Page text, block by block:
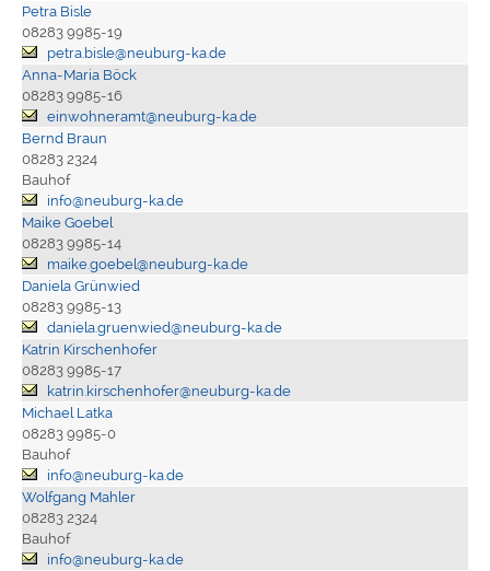
Petra Bisle
08283 9985-19
petra.bisle@neuburg-ka.de
Anna-Maria Böck
08283 9985-16
einwohneramt@neuburg-ka.de
Bernd Braun
08283 2324
Bauhof
info@neuburg-ka.de
Maike Goebel
08283 9985-14
maike.goebel@neuburg-ka.de
Daniela Grünwied
08283 9985-13
daniela.gruenwied@neuburg-ka.de
Katrin Kirschenhofer
08283 9985-17
katrin.kirschenhofer@neuburg-ka.de
Michael Latka
08283 9985-0
Bauhof
info@neuburg-ka.de
Wolfgang Mahler
08283 2324
Bauhof
info@neuburg-ka.de